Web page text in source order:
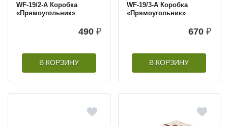
WF-19/2-A Коробка
«Прямоугольник»
490 ₽
В КОРЗИНУ
WF-19/3-A Коробка
«Прямоугольник»
670 ₽
В КОРЗИНУ